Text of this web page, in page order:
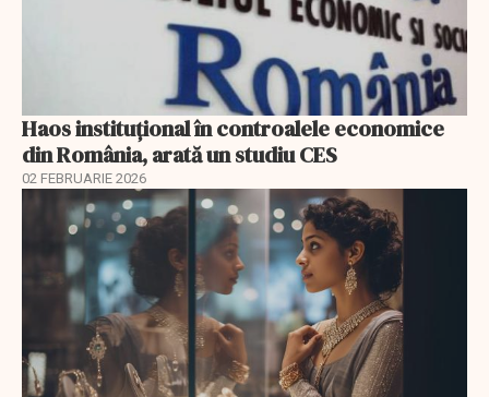
Haos instituțional în controalele economice
din România, arată un studiu CES
02 FEBRUARIE 2026